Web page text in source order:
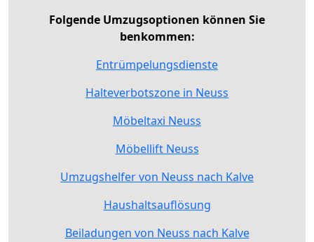
Folgende Umzugsoptionen können Sie
benkommen:
Entrümpelungsdienste
Halteverbotszone in Neuss
Möbeltaxi Neuss
Möbellift Neuss
Umzugshelfer von Neuss nach Kalve
Haushaltsauflösung
Beiladungen von Neuss nach Kalve